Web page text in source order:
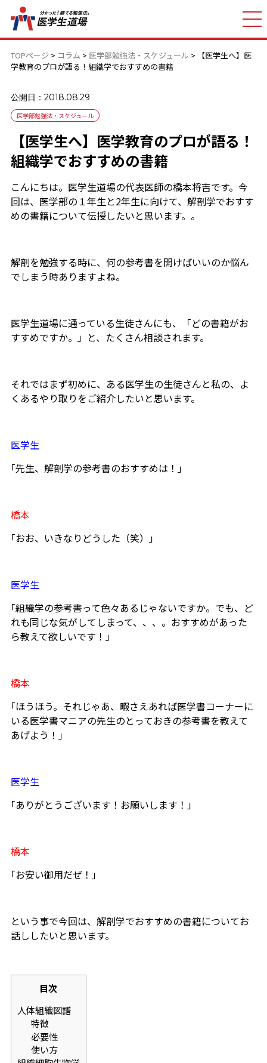
TOPページ > コラム > 医学部勉強法・スケジュール >
【医学生へ】医
学教育のプロが語る！組織学でおすすめの書籍
公開日：2018.08.29
医学部勉強法・スケジュール
【医学生へ】医学教育のプロが語る！
組織学でおすすめの書籍
こんにちは。医学生道場の代表医師の橋本将吉です。今
回は、医学部の１年生と2年生に向けて、解剖学でおすす
めの書籍について伝授したいと思います。。
解剖を勉強する時に、何の参考書を開けばいいのか悩ん
でしまう時ありますよね。
医学生道場に通っている生徒さんにも、「どの書籍がお
すすめですか。」と、たくさん相談されます。
それではまず初めに、ある医学生の生徒さんと私の、よ
くあるやり取りをご紹介したいと思います。
医学生
｢先生、解剖学の参考書のおすすめは！」
橋本
｢おお、いきなりどうした（笑）｣
医学生
｢組織学の参考書って色々あるじゃないですか。でも、ど
れも同じな気がしてしまって、、、。おすすめがあった
ら教えて欲しいです！」
橋本
｢ほうほう。それじゃあ、暇さえあれば医学書コーナーに
いる医学書マニアの先生のとっておきの参考書を教えて
あげよう！｣
医学生
｢ありがとうございます！お願いします！」
橋本
｢お安い御用だぜ！｣
という事で今回は、解剖学でおすすめの書籍についてお
話ししたいと思います。
目次
人体組織図譜
特徴
必要性
使い方